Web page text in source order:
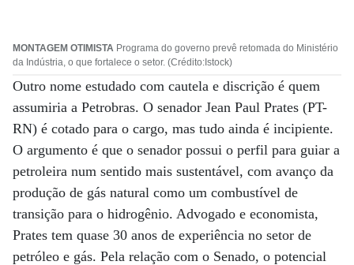
MONTAGEM OTIMISTA Programa do governo prevê retomada do Ministério
da Indústria, o que fortalece o setor. (Crédito:Istock)
Outro nome estudado com cautela e discrição é quem
assumiria a Petrobras. O senador Jean Paul Prates (PT-
RN) é cotado para o cargo, mas tudo ainda é incipiente.
O argumento é que o senador possui o perfil para guiar a
petroleira num sentido mais sustentável, com avanço da
produção de gás natural como um combustível de
transição para o hidrogênio. Advogado e economista,
Prates tem quase 30 anos de experiência no setor de
petróleo e gás. Pela relação com o Senado, o potencial